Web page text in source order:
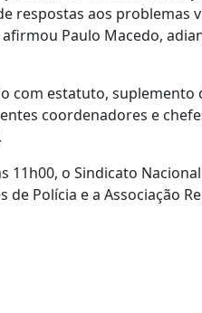
respostas aos problemas
Paulo Macedo,
com estatuto, suplemento
coordenadores e
11h00, o Sindicato
Polícia e a Associação